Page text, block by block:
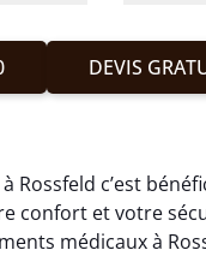
DEVIS
Rossfeld c’est
confort et votre
médicaux à